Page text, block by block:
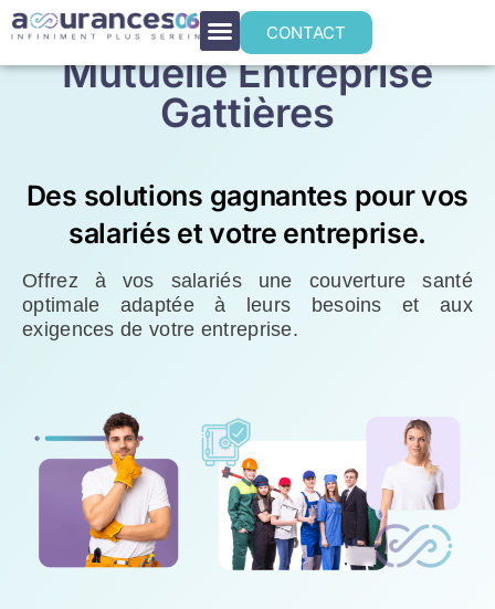
CONTACT
Mutuelle Entreprise
Gattières
Des solutions gagnantes pour vos
salariés et votre entreprise.
Offrez à vos salariés une couverture santé
optimale adaptée à leurs besoins et aux
exigences de votre entreprise.